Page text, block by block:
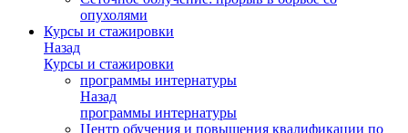
опухолями
Курсы и стажировки
Назад
Курсы и стажировки
программы интернатуры
Назад
программы интернатуры
Центр обучения и повышения квалификации по